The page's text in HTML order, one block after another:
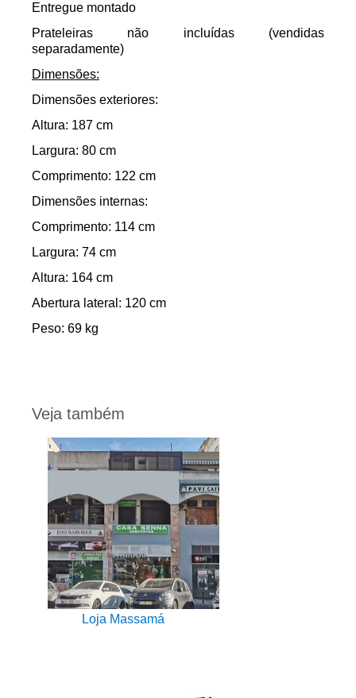
Entregue montado
Prateleiras não incluídas (vendidas
separadamente)
Dimensões:
Dimensões exteriores:
Altura: 187 cm
Largura: 80 cm
Comprimento: 122 cm
Dimensões internas:
Comprimento: 114 cm
Largura: 74 cm
Altura: 164 cm
Abertura lateral: 120 cm
Peso: 69 kg
Veja também
Loja Massamá